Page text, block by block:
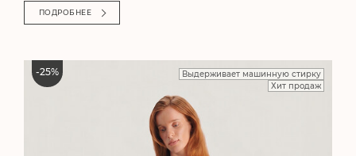
ПОДРОБНЕЕ
-25%
Выдерживает машинную стирку
Хит продаж